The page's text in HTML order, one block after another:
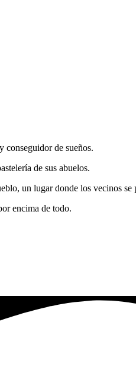
conseguidor de sueños.
de sus abuelos.
un lugar donde los vecinos se
encima de todo.